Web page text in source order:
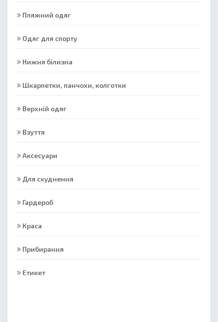
Пляжний одяг
Одяг для спорту
Нижня білизна
Шкарпетки, панчохи, колготки
Верхній одяг
Взуття
Аксесуари
Для схуднення
Гардероб
Краса
Прибирання
Етикет